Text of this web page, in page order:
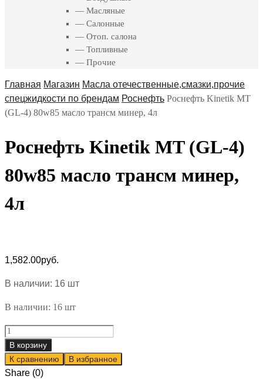
— Масляные
— Салонные
— Отоп. салона
— Топливные
— Прочие
Главная Магазин Масла отечественные,смазки,прочие
спецжидкости по брендам Роснефть Роснефть Kinetik MT
(GL-4) 80w85 масло трансм минер, 4л
Роснефть Kinetik MT (GL-4)
80w85 масло трансм минер,
4л
1,582.00руб.
В наличии: 16 шт
В наличии: 16 шт
Роснефть
Kinetik
MT
(GL-
В корзину
К сравнению
В избранное
Share (0)